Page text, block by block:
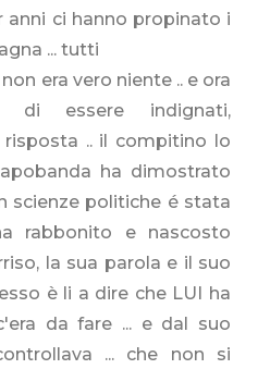
anni ci hanno propinato i
... tutti
era vero niente .. e ora
essere indignati,
.. il compitino lo
ha dimostrato
scienze politiche é stata
rabbonito e nascosto
la sua parola e il suo
è li a dire che LUI ha
da fare ... e dal suo
... che non si